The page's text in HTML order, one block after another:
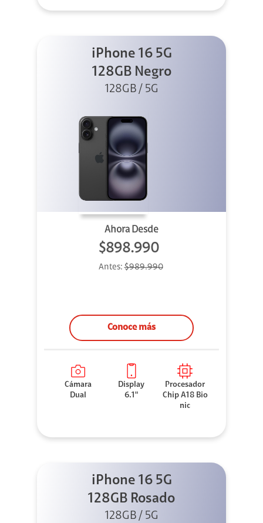
iPhone 16 5G
128GB Negro
128GB / 5G
Ahora Desde
$898.990
Antes:$989.990
Conoce más
Cámara
Dual
Display
6.1"
Procesador
Chip A18 Bio
nic
iPhone 16 5G
128GB Rosado
128GB / 5G